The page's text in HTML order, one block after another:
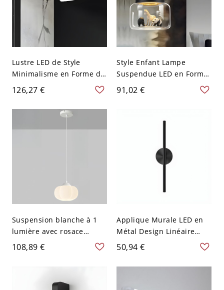
Lustre LED de Style
Minimalisme en Forme de
C Noir Métallique
Suspension pour Salle de
Réunion - 110 V-120 V
126,27 €
Style Enfant Lampe
Suspendue LED en Forme
de Tambour en Verre Clair
avec Raccord en Métal
Interne d'Animal - 110 V-
91,02 €
Suspension blanche à 1
lumière avec rosace
ronde, accent en bois et
abat-jour en plastique,
108,89 €
Applique Murale LED en
Métal Design Linéaire
Éclairage Mural Style
Contemporain - 110 V-120
V Noir Rond 59,69 cm
50,94 €